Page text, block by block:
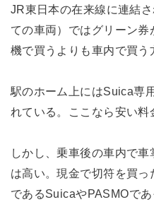
JR東日本の在来線に連結
ての車両）ではグリーン
機で買うよりも車内で買う
駅のホーム上にはSuica専
れている。ここなら安い料
しかし、乗車後の車内で
は高い。現金で切符を買
であるSuicaやPASMOで